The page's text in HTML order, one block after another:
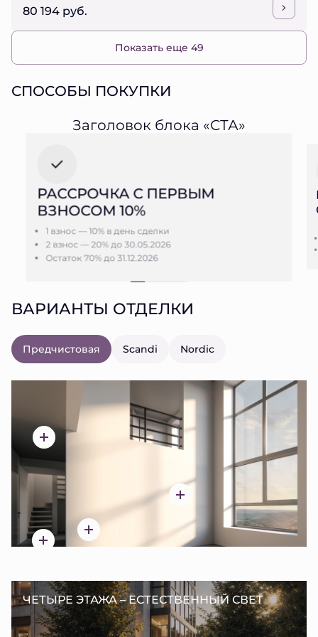
80 194 руб.
Показать еще 49
СПОСОБЫ ПОКУПКИ
Заголовок блока «СТА»
РАССРОЧКА С ПЕРВЫМ
ВЗНОСОМ 10%
1 взнос — 10% в день сделки
2 взнос — 20% до 30.05.2026
Остаток 70% до 31.12.2026
ВАРИАНТЫ ОТДЕЛКИ
Предчистовая Scandi Nordic
ЧЕТЫРЕ ЭТАЖА – ЕСТЕСТВЕННЫЙ СВЕТ